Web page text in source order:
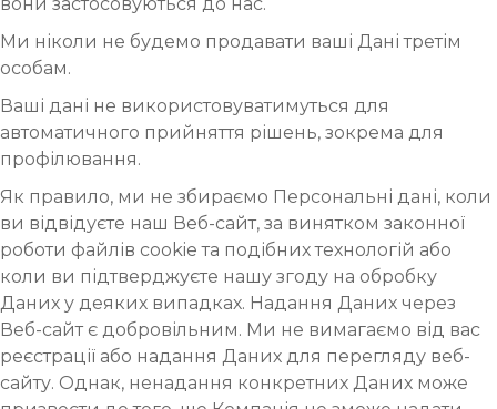
Ми ніколи не будемо продавати ваші Дані третім
особам.
Ваші дані не використовуватимуться для
автоматичного прийняття рішень, зокрема для
профілювання.
Як правило, ми не збираємо Персональні дані, коли
ви відвідуєте наш Веб-сайт, за винятком законної
роботи файлів cookie та подібних технологій або
коли ви підтверджуєте нашу згоду на обробку
Даних у деяких випадках. Надання Даних через
Веб-сайт є добровільним. Ми не вимагаємо від вас
реєстрації або надання Даних для перегляду веб-
сайту. Однак, ненадання конкретних Даних може